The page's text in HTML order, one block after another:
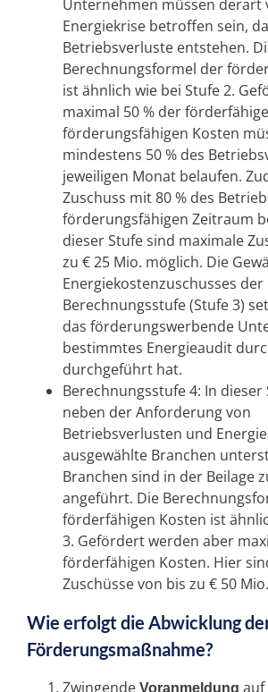
Unternehmen müssen derart
Energiekrise betroffen sein,
Betriebsverluste entstehen.
Berechnungsformel der
ist ähnlich wie bei Stufe 2.
maximal 50 % der
förderungsfähigen Kosten
mindestens 50 % des
jeweiligen Monat belaufen.
Zuschuss mit 80 % des
förderungsfähigen Zeitraum
dieser Stufe sind maximale
zu € 25 Mio. möglich. Die
Energiekostenzuschusses der
Berechnungsstufe (Stufe 3)
das förderungswerbende
bestimmtes Energieaudit
durchgeführt hat.
Berechnungsstufe 4: In dieser
neben der Anforderung von
Betriebsverlusten und
ausgewählte Branchen
Branchen sind in der Beilage
angeführt. Die
förderfähigen Kosten ist
3. Gefördert werden aber
förderfähigen Kosten. Hier
Zuschüsse von bis zu € 50
Wie erfolgt die Abwicklung
Förderungsmaßnahme?
Zwingende Voranmeldung auf